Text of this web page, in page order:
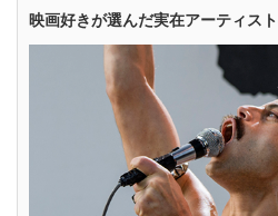
映画好きが選んだ実在アーティス